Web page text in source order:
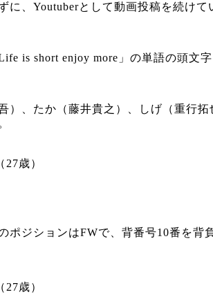
に、Youtuberとして動画投稿を続け
is short enjoy more」の単語の頭文
）、たか（藤井貴之）、しげ（重行
歳）
ポジションはFWで、背番号10番を
歳）